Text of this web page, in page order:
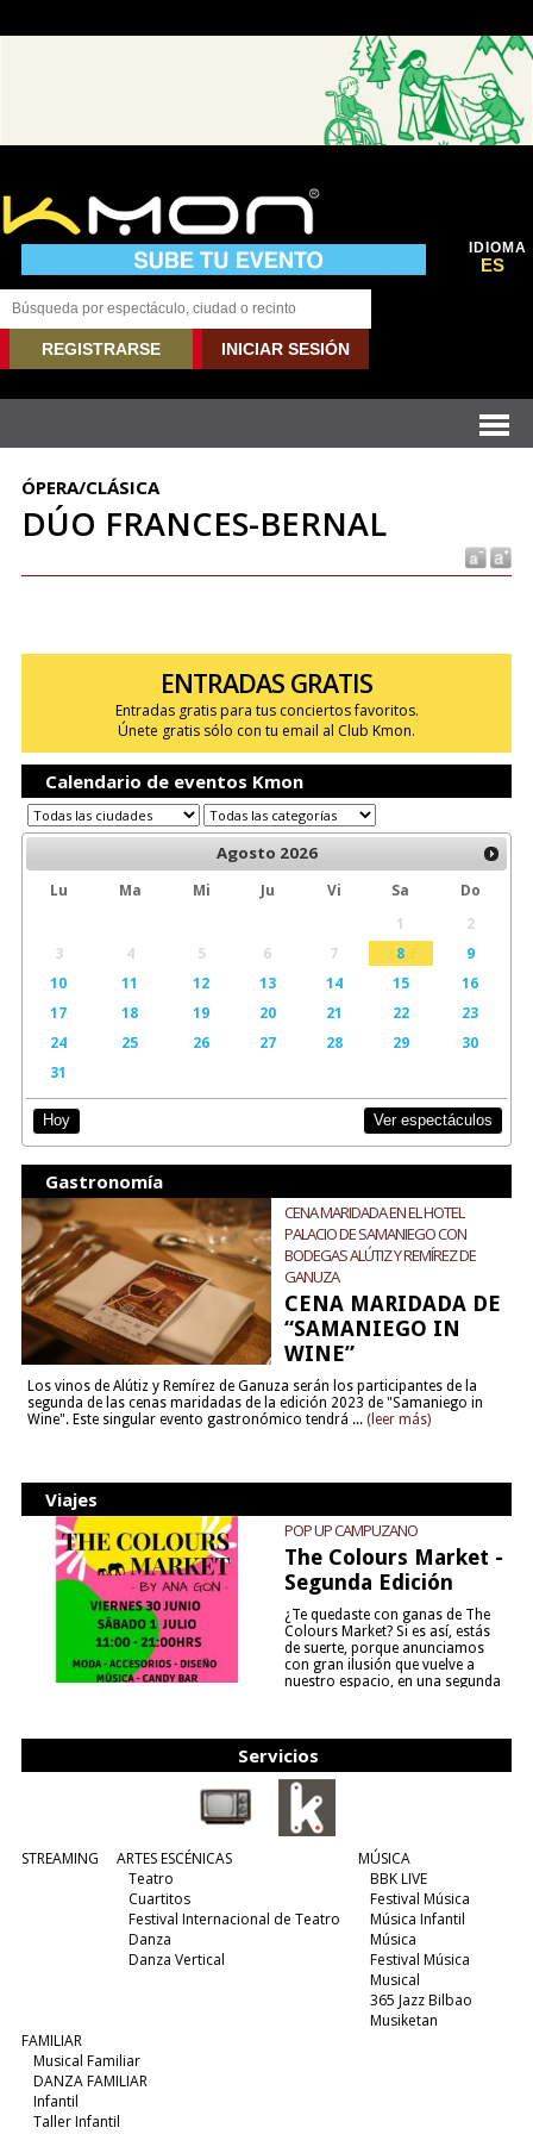
IDIOMA
ES
REGISTRARSE INICIAR SESIÓN
ÓPERA/CLÁSICA
DÚO FRANCES-BERNAL
ENTRADAS GRATIS
Entradas gratis para tus conciertos favoritos.
Únete gratis sólo con tu email al Club Kmon.
Calendario de eventos Kmon
Agosto 2026
Lu Ma Mi Ju Vi Sa
Do
1
2
3
4 5 6 7 8
9
10
11 12 13 14 15
16
17
18 19 20 21 22
23
24
25 26 27 28 29
30
31
Hoy Ver espectáculos
Gastronomía
CENA MARIDADA EN EL HOTEL
PALACIO DE SAMANIEGO CON
BODEGAS ALÚTIZ Y REMÍREZ DE
GANUZA
CENA MARIDADA DE
“SAMANIEGO IN
WINE”
Los vinos de Alútiz y Remírez de Ganuza serán los participantes de la
segunda de las cenas maridadas de la edición 2023 de "Samaniego in
Wine". Este singular evento gastronómico tendrá ... (leer más)
Viajes
POP UP CAMPUZANO
The Colours Market -
Segunda Edición
¿Te quedaste con ganas de The
Colours Market? Si es así, estás
de suerte, porque anunciamos
con gran ilusión que vuelve a
nuestro espacio, en una segunda
Servicios
STREAMING
ARTES ESCÉNICAS
Teatro
Cuartitos
Festival Internacional de Teatro
Danza
Danza Vertical
MÚSICA
BBK LIVE
Festival Música
Música Infantil
Música
Festival Música
Musical
365 Jazz Bilbao
Musiketan
FAMILIAR
Musical Familiar
DANZA FAMILIAR
Infantil
Taller Infantil